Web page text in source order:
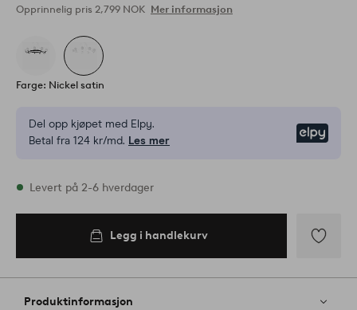
Opprinnelig pris 2,799 NOK Mer informasjon
Farge: Nickel satin
Del opp kjøpet med Elpy.
Betal fra 124 kr/md. Les mer
På lager
Levert på 2-6 hverdager
Legg i handlekurv
til
Produktinformasjon